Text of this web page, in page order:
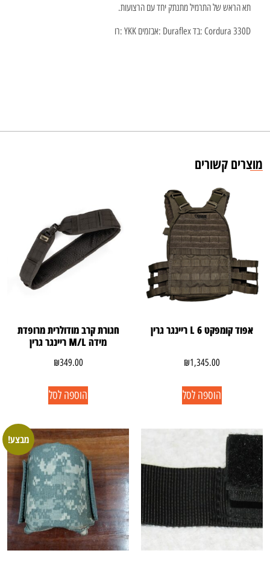
תא הראש של התרמיל מתנתק יחד עם הרצועות.
Cordura 330D :בד Duraflex :אבזמים YKK :רו
מוצרים קשורים
אפוד קומפקט 6 L ריינגר גרין
₪1,345.00
הוספה לסל
חגורת קרב מודולרית מרופדת
מידה M/L ריינגר גרין
₪349.00
הוספה לסל
מבצע!